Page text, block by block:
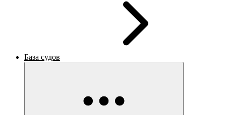
База судов